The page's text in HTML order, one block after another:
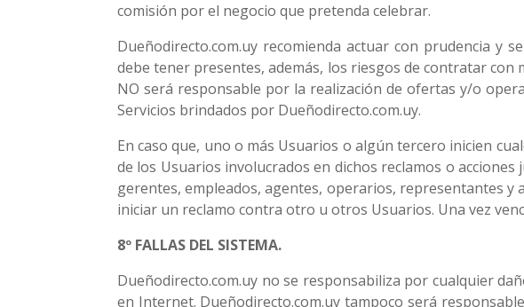
comisión por el negocio que pretenda celebrar.
Dueñodirecto.com.uy recomienda actuar con prudencia y
debe tener presentes, además, los riesgos de contratar
NO será responsable por la realización de ofertas y/o
Servicios brindados por Dueñodirecto.com.uy.
En caso que, uno o más Usuarios o algún tercero inicien
de los Usuarios involucrados en dichos reclamos o
gerentes, empleados, agentes, operarios, representantes y
iniciar un reclamo contra otro u otros Usuarios. Una vez
8º FALLAS DEL SISTEMA.
Dueñodirecto.com.uy no se responsabiliza por cualquier
en Internet. Dueñodirecto.com.uy tampoco será